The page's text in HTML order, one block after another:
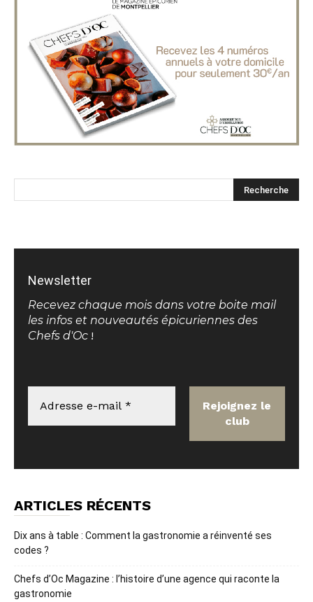
Newsletter
Recevez chaque mois dans votre boite mail
les infos et nouveautés épicuriennes des
Chefs d'Oc !
ARTICLES RÉCENTS
Dix ans à table : Comment la gastronomie a réinventé ses
codes ?
Chefs d’Oc Magazine : l’histoire d’une agence qui raconte la
gastronomie